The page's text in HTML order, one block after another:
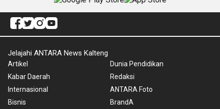
Jelajahi ANTARA News Kalteng
Artikel
Kabar Daerah
Internasional
Bisnis
Dunia Pendidikan
Redaksi
ANTARA Foto
BrandA